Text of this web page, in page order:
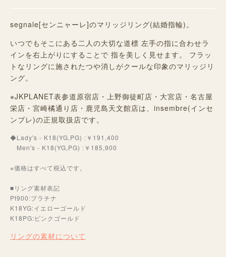
segnale[センニャーレ]のマリッジリング(結婚指輪)。
いつでもそこにある二人の大切な道標 左手の指に合わせラ
インを右上がりにすることで 指を美しく見せます。 フラッ
トなリングに施されたつや消しがクールな印象のマリッジリ
ング。
※JKPLANET表参道原宿店・上野御徒町店・大宮店・名古屋
栄店・宮崎橘通り店・鹿児島天文館店は、insembre(インセ
ンブレ)の正規取扱店です。
◆Lady's - K18(YG,PG) :￥191,400
Men's - K18(YG,PG) :￥185,900
※価格はすべて税込です。
■リング素材表記
Pt900:プラチナ
K18YG:イエローゴールド
K18PG:ピンクゴールド
リングの素材について